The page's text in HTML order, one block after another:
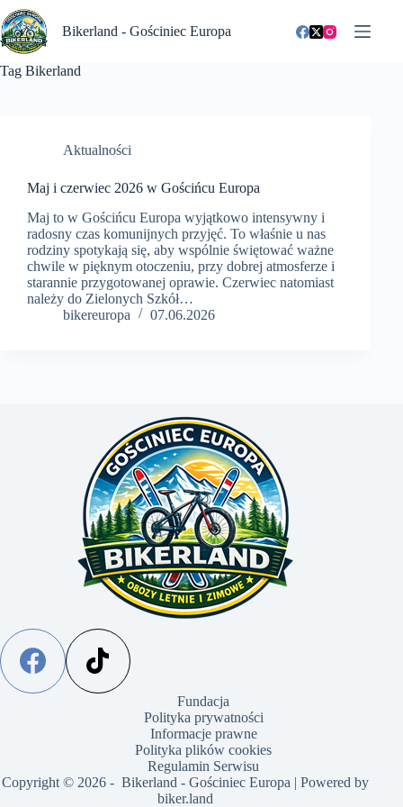
Przejdź
do
treści
Bikerland - Gościniec Europa
Tag Bikerland
Aktualności
Maj i czerwiec 2026 w Gościńcu Europa
Maj to w Gościńcu Europa wyjątkowo intensywny i
radosny czas komunijnych przyjęć. To właśnie u nas
rodziny spotykają się, aby wspólnie świętować ważne
chwile w pięknym otoczeniu, przy dobrej atmosferze i
starannie przygotowanej oprawie. Czerwiec natomiast
należy do Zielonych Szkół…
bikereuropa
07.06.2026
Fundacja
Polityka prywatności
Informacje prawne
Polityka plików cookies
Regulamin Serwisu
Copyright © 2026 - Bikerland - Gościniec Europa | Powered by
biker.land